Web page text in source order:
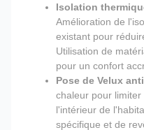
Isolation
Amélioration de
existant pour
Utilisation de
pour un confort
Pose de Velux
chaleur pour
l'intérieur de
spécifique et de